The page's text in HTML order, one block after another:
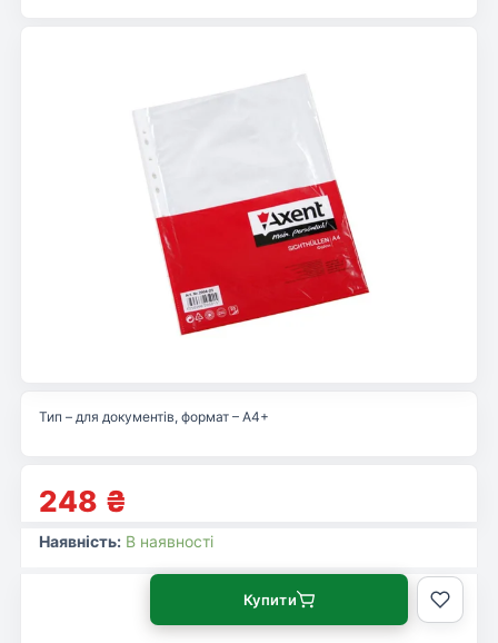
248 ₴
Тип – для документів, формат – А4+
Наявність: В наявності
Купити